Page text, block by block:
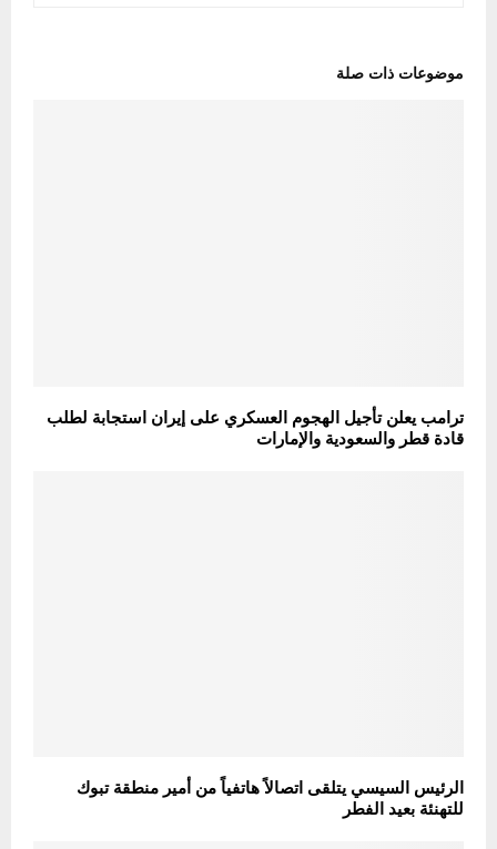
موضوعات ذات صلة
ترامب يعلن تأجيل الهجوم العسكري على إيران استجابة لطلب
قادة قطر والسعودية والإمارات
الرئيس السيسي يتلقى اتصالاً هاتفياً من أمير منطقة تبوك
للتهنئة بعيد الفطر